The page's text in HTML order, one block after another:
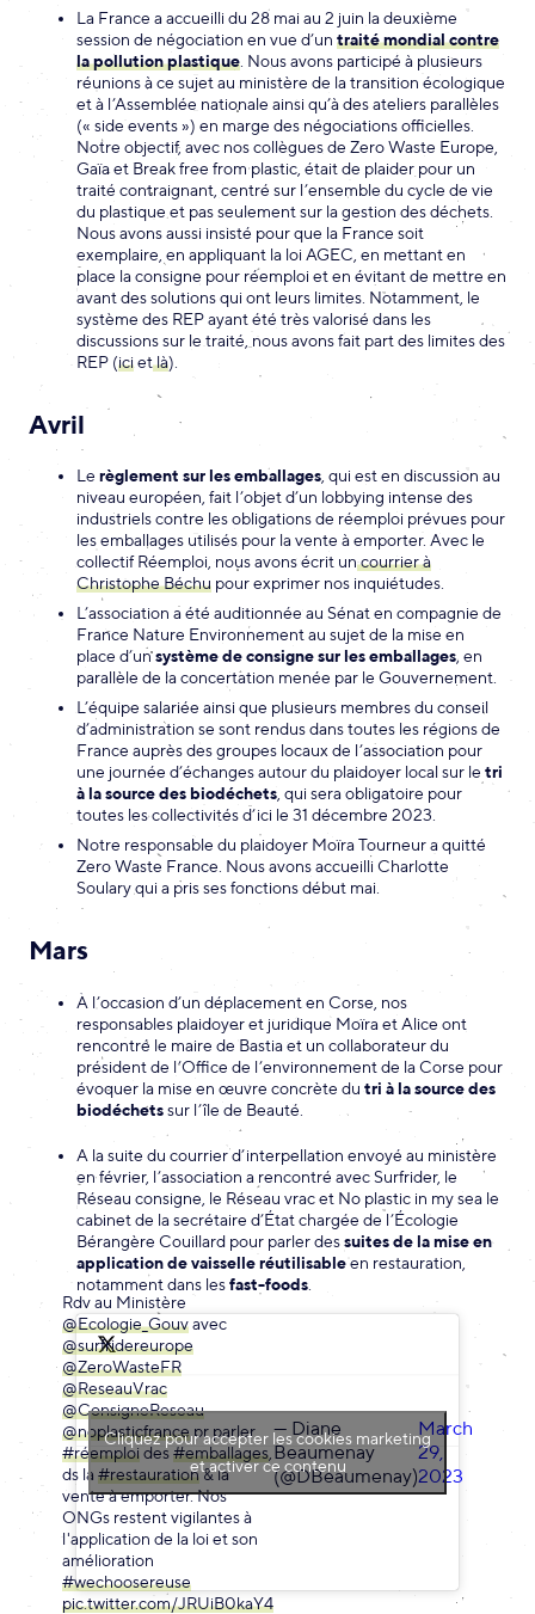
La France a accueilli du 28 mai au 2 juin la deuxième
session de négociation en vue d’un traité mondial contre
la pollution plastique . Nous avons participé à plusieurs
réunions à ce sujet au ministère de la transition écologique
et à l’Assemblée nationale ainsi qu’à des ateliers parallèles
(« side events ») en marge des négociations officielles.
Notre objectif, avec nos collègues de Zero Waste Europe,
Gaïa et Break free from plastic, était de plaider pour un
traité contraignant, centré sur l’ensemble du cycle de vie
du plastique et pas seulement sur la gestion des déchets.
Nous avons aussi insisté pour que la France soit
exemplaire, en appliquant la loi AGEC, en mettant en
place la consigne pour réemploi et en évitant de mettre en
avant des solutions qui ont leurs limites. Notamment, le
système des REP ayant été très valorisé dans les
discussions sur le traité, nous avons fait part des limites des
REP (icietlà).
Avril
Le règlement sur les emballages, qui est en discussion au
niveau européen, fait l’objet d’un lobbying intense des
industriels contre les obligations de réemploi prévues pour
les emballages utilisés pour la vente à emporter. Avec le
collectif Réemploi, nous avons écrit uncourrier à
Christophe Béchu pour exprimer nos inquiétudes.
L’association a été auditionnée au Sénat en compagnie de
France Nature Environnement au sujet de la mise en
place d’unsystème de consigne sur les emballages, en
parallèle de la concertation menée par le Gouvernement.
L’équipe salariée ainsi que plusieurs membres du conseil
d’administration se sont rendus dans toutes les régions de
France auprès des groupes locaux de l’association pour
une journée d’échanges autour du plaidoyer local sur le tri
à la source des biodéchets, qui sera obligatoire pour
toutes les collectivités d’ici le 31 décembre 2023.
Notre responsable du plaidoyer Moïra Tourneur a quitté
Zero Waste France. Nous avons accueilli Charlotte
Soulary qui a pris ses fonctions début mai.
Mars
À l’occasion d’un déplacement en Corse, nos
responsables plaidoyer et juridique Moïra et Alice ont
rencontré le maire de Bastia et un collaborateur du
président de l’Office de l’environnement de la Corse pour
évoquer la mise en œuvre concrète du tri à la source des
biodéchetssur l’île de Beauté.
A la suite du courrier d’interpellation envoyé au ministère
en février, l’association a rencontré avec Surfrider, le
Réseau consigne, le Réseau vrac et No plastic in my sea le
cabinet de la secrétaire d’État chargée de l’Écologie
Bérangère Couillard pour parler dessuites de la mise en
application de vaisselle réutilisableen restauration,
notamment dans lesfast-foods.
Rdv au Ministère
@Ecologie_Gouvavec
@surfridereurope
@ZeroWasteFR
@ReseauVrac
@ConsigneReseau
@noplasticfrance pr parler
#réemploides#emballages
ds la #restauration& la
vente à emporter. Nos
ONGs restent vigilantes à
l'application de la loi et son
amélioration
#wechoosereuse
pic.twitter.com/JRUiB0kaY4
— Diane
Beaumenay
(@DBeaumenay)
March
29,
2023
Cliquez pour accepter les cookies marketing
et activer ce contenu